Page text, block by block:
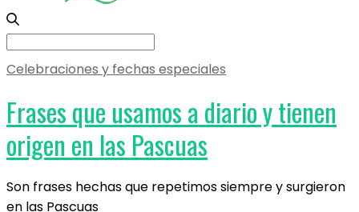
Search
Celebraciones y fechas especiales
Frases que usamos a diario y tienen
origen en las Pascuas
Son frases hechas que repetimos siempre y surgieron
en las Pascuas